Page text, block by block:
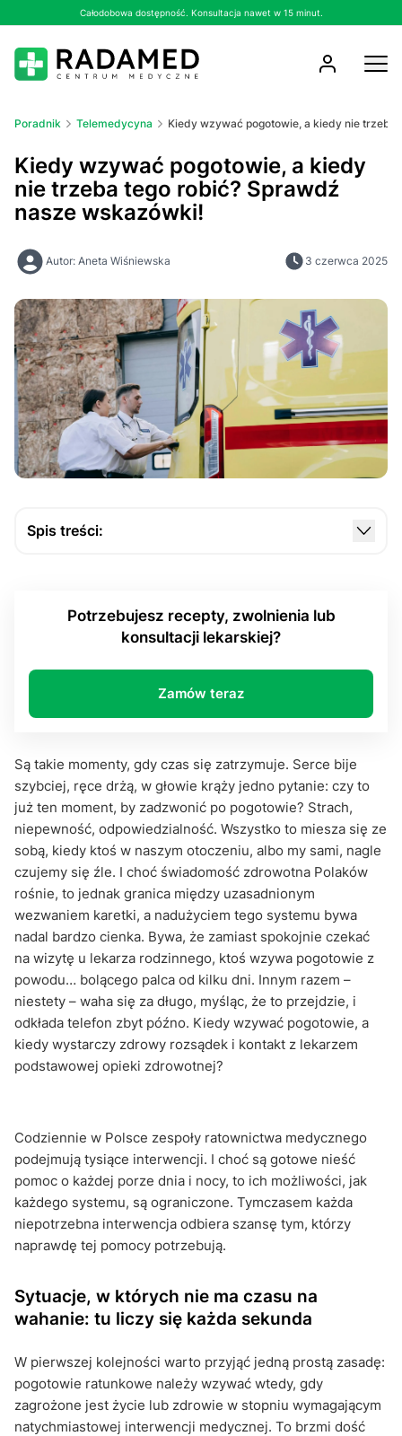
Całodobowa dostępność. Konsultacja nawet w 15 minut.
Poradnik Telemedycyna Kiedy wzywać pogotowie, a kiedy nie
Kiedy wzywać pogotowie, a kiedy
nie trzeba tego robić? Sprawdź
nasze wskazówki!
Autor: Aneta Wiśniewska 3 czerwca 2025
Spis treści:
Kiedy wzywać pogotowie? Gdzie kończy się
nagłość, a zaczyna niepokój?
Odpowiedzialność zaczyna się od decyzji
Kiedy wzywać pogotowie gdy masz wątpliwości?
Potrzebujesz recepty, zwolnienia lub
konsultacji lekarskiej?
Zamów teraz
Są takie momenty, gdy czas się zatrzymuje. Serce bije
szybciej, ręce drżą, w głowie krąży jedno pytanie: czy to
już ten moment, by zadzwonić po pogotowie? Strach,
niepewność, odpowiedzialność. Wszystko to miesza się ze
sobą, kiedy ktoś w naszym otoczeniu, albo my sami, nagle
czujemy się źle. I choć świadomość zdrowotna Polaków
rośnie, to jednak granica między uzasadnionym
wezwaniem karetki, a nadużyciem tego systemu bywa
nadal bardzo cienka. Bywa, że zamiast spokojnie czekać
na wizytę u lekarza rodzinnego, ktoś wzywa pogotowie z
powodu… bolącego palca od kilku dni. Innym razem –
niestety – waha się za długo, myśląc, że to przejdzie, i
odkłada telefon zbyt późno. Kiedy wzywać pogotowie, a
kiedy wystarczy zdrowy rozsądek i kontakt z lekarzem
podstawowej opieki zdrowotnej?
Codziennie w Polsce zespoły ratownictwa medycznego
podejmują tysiące interwencji. I choć są gotowe nieść
pomoc o każdej porze dnia i nocy, to ich możliwości, jak
każdego systemu, są ograniczone. Tymczasem każda
niepotrzebna interwencja odbiera szansę tym, którzy
naprawdę tej pomocy potrzebują.
Sytuacje, w których nie ma czasu na
wahanie: tu liczy się każda sekunda
W pierwszej kolejności warto przyjąć jedną prostą zasadę:
pogotowie ratunkowe należy wzywać wtedy, gdy
zagrożone jest życie lub zdrowie w stopniu wymagającym
natychmiastowej interwencji medycznej. To brzmi dość